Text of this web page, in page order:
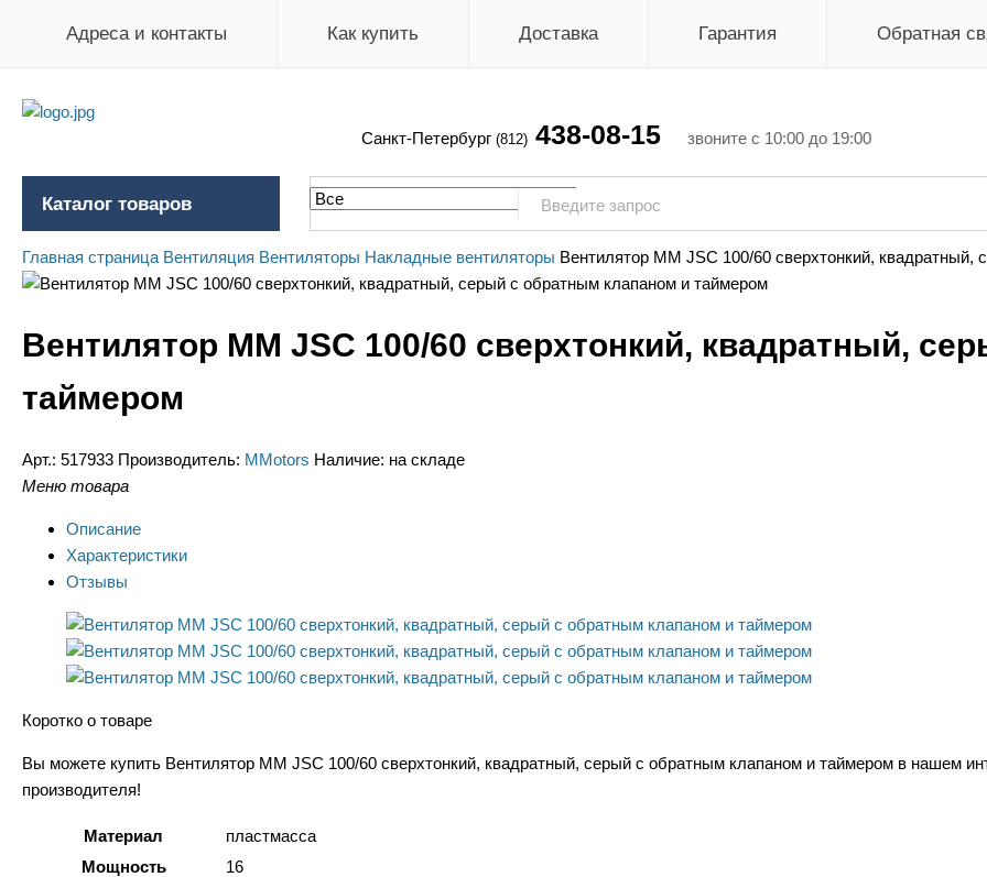
Адреса и контакты Как купить Доставка Гарантия Обратная
Санкт-Петербург (812) 438-08-15 звоните с 10:00 до 19:00
Каталог товаров
Главная страница Вентиляция Вентиляторы Накладные вентиляторы Вентилятор ММ JSC 100/60 сверхтонкий, квадратный,
Вентилятор ММ JSC 100/60 сверхтонкий, квадратный,
таймером
Арт.: 517933 Производитель: MMotors Наличие: на складе
Меню товара
Описание
Характеристики
Отзывы
Коротко о товаре
Вы можете купить Вентилятор ММ JSC 100/60 сверхтонкий, квадратный, серый с обратным клапаном и таймером в нашем
производителя!
Материал
пластмасса
Мощность
16